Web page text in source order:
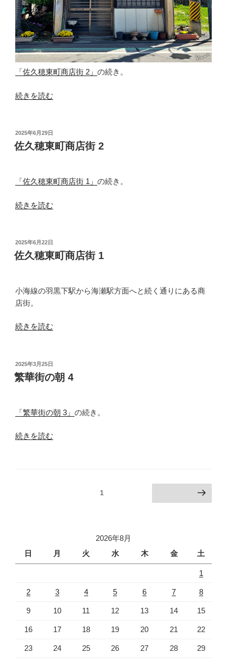
「佐久穂東町商店街 2」 の続き。
“佐
東
町
街
の
続きを読む
投
稿
日:
2025年6月29日
佐久穂東町商店街 2
「佐久穂東町商店街 1」 の続き。
“佐
東
町
街
2”
続きを読む
投
稿
日:
2025年6月22日
佐久穂東町商店街 1
小海線の羽黒下駅から海瀬駅方面へと続く通りにある商
店街。
“佐
東
町
街
の
続きを読む
投
稿
日:
2025年3月25日
繁華街の朝 4
「繁華街の朝 3」 の続き。
“繁
続きを読む
ー
1 次のページ
2026年8月
日
月 火 水 木 金 土
1
2 3 4 5 6 7 8
9 10 11 12 13 14 15
16 17 18 19 20 21 22
23 24 25 26 27 28 29